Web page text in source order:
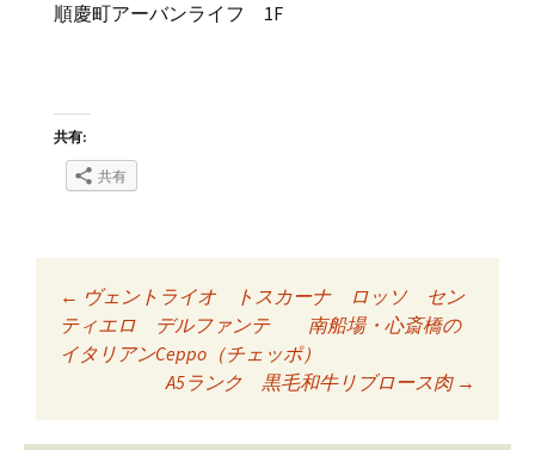
順慶町アーバンライフ 1F
共有:
共有
投稿ナビゲーショ
ン
← ヴェントライオ トスカーナ ロッソ セン
ティエロ デルファンテ 南船場・心斎橋の
イタリアンCeppo（チェッポ）
A5ランク 黒毛和牛リブロース肉 →